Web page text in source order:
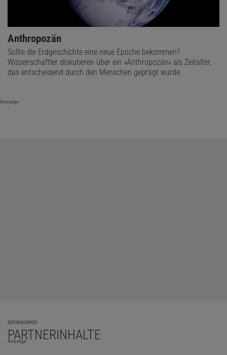
Anthropozän
Sollte die Erdgeschichte eine neue Epoche bekommen?
Wissenschaftler diskutieren über ein »Anthropozän« als Zeitalter,
das entscheidend durch den Menschen geprägt wurde.
Anzeige
SPONSORED
PARTNERINHALTE
Anzeige